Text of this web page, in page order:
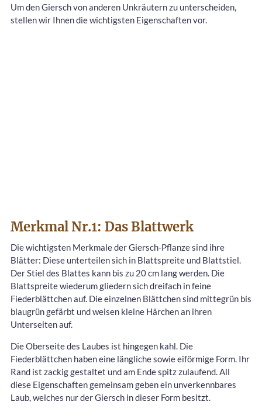
Um den Giersch von anderen Unkräutern zu unterscheiden,
stellen wir Ihnen die wichtigsten Eigenschaften vor.
Merkmal Nr.1: Das Blattwerk
Die wichtigsten Merkmale der Giersch-Pflanze sind ihre
Blätter: Diese unterteilen sich in Blattspreite und Blattstiel.
Der Stiel des Blattes kann bis zu 20 cm lang werden. Die
Blattspreite wiederum gliedern sich dreifach in feine
Fiederblättchen auf. Die einzelnen Blättchen sind mittegrün bis
blaugrün gefärbt und weisen kleine Härchen an ihren
Unterseiten auf.
Die Oberseite des Laubes ist hingegen kahl. Die
Fiederblättchen haben eine längliche sowie eiförmige Form. Ihr
Rand ist zackig gestaltet und am Ende spitz zulaufend. All
diese Eigenschaften gemeinsam geben ein unverkennbares
Laub, welches nur der Giersch in dieser Form besitzt.